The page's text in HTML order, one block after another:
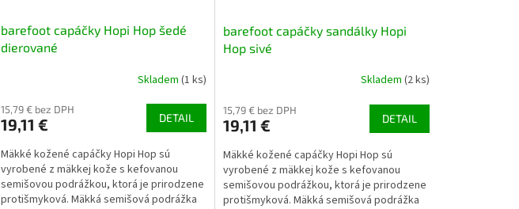
barefoot capáčky Hopi Hop šedé
dierované
Skladem (1 ks)
15,79 € bez DPH
19,11 € DETAIL
Mäkké kožené capáčky Hopi Hop sú
vyrobené z mäkkej kože s kefovanou
semišovou podrážkou, ktorá je prirodzene
protišmyková. Mäkká semišová podrážka
barefoot capáčky sandálky Hopi
Hop sivé
Skladem (2 ks)
15,79 € bez DPH
19,11 € DETAIL
Mäkké kožené capáčky Hopi Hop sú
vyrobené z mäkkej kože s kefovanou
semišovou podrážkou, ktorá je prirodzene
protišmyková. Mäkká semišová podrážka